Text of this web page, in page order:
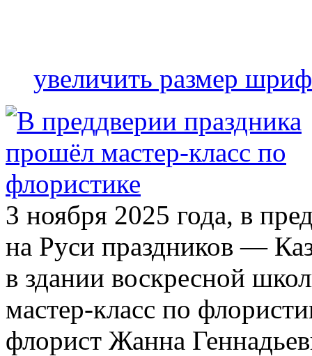
увеличить размер
3 ноября 2025 года, в
на Руси праздников —
в здании воскресной
мастер-класс по
флорист Жанна